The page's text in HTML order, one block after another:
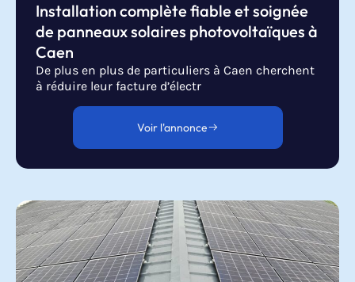
Installation complète fiable et soignée
de panneaux solaires photovoltaïques à
Caen
De plus en plus de particuliers à Caen cherchent
à réduire leur facture d’électr
Voir l'annonce